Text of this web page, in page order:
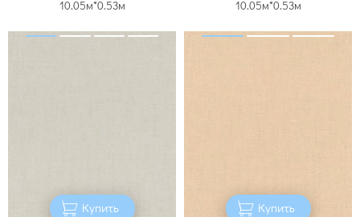
10.05м*0.53м
Купить
10.05м*0.53м
Купить